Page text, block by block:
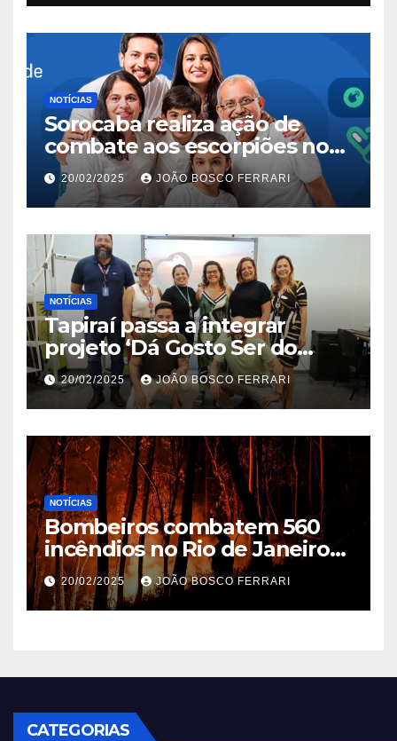
NOTÍCIAS
Sorocaba realiza ação de
combate aos escorpiões no
Jardim São Carlos
20/02/2025 JOÃO BOSCO FERRARI
NOTÍCIAS
Tapiraí passa a integrar
projeto ‘Dá Gosto Ser do
Ribeira’ | ASN São Paulo
20/02/2025 JOÃO BOSCO FERRARI
NOTÍCIAS
Bombeiros combatem 560
incêndios no Rio de Janeiro
em 2025
20/02/2025 JOÃO BOSCO FERRARI
CATEGORIAS